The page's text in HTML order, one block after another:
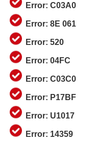
Error: C03A0
Error: 8E 061
Error: 520
Error: 04FC
Error: C03C0
Error: P17BF
Error: U1017
Error: 14359